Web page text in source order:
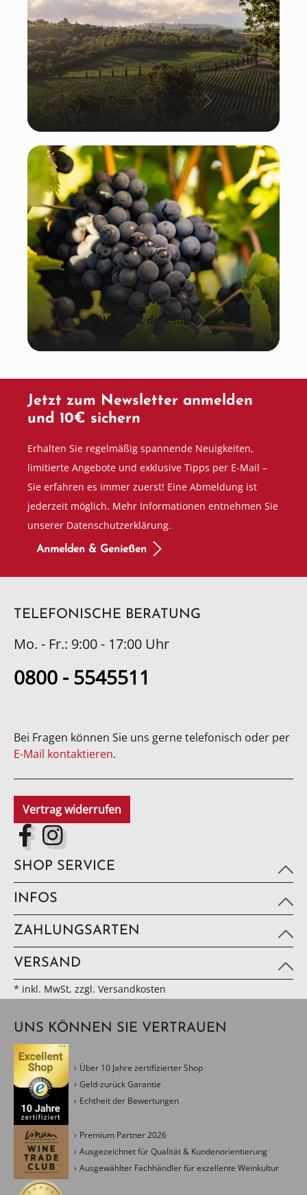
La Dolce Vita: Italien
Wein aus der Pfalz
Jetzt zum Newsletter anmelden
und 10€ sichern
Erhalten Sie regelmäßig spannende Neuigkeiten,
limitierte Angebote und exklusive Tipps per E-Mail –
Sie erfahren es immer zuerst! Eine Abmeldung ist
jederzeit möglich. Mehr Informationen entnehmen Sie
unserer Datenschutzerklärung.
Anmelden & Genießen
TELEFONISCHE BERATUNG
Mo. - Fr.: 9:00 - 17:00 Uhr
0800 - 5545511
Bei Fragen können Sie uns gerne telefonisch oder per
E-Mail kontaktieren.
Vertrag widerrufen
SHOP SERVICE
INFOS
ZAHLUNGSARTEN
VERSAND
* inkl. MwSt, zzgl. Versandkosten
UNS KÖNNEN SIE VERTRAUEN
Über 10 Jahre zertifizierter Shop
Geld-zurück Garantie
Echtheit der Bewertungen
Premium Partner 2026
Ausgezeichnet für Qualität & Kundenorientierung
Ausgewählter Fachhändler für exzellente Weinkultur